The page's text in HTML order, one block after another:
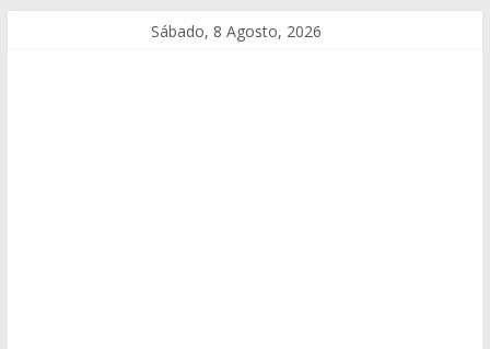
Sábado, 8 Agosto, 2026